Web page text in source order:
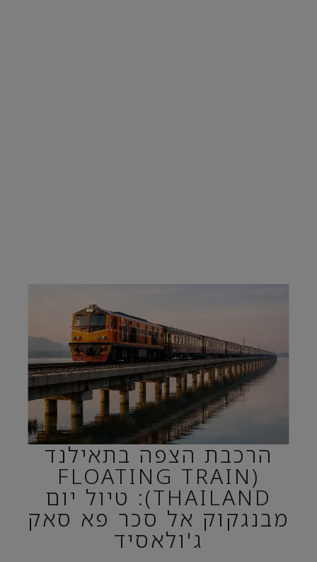
הרכבת הצפה בתאילנד
(FLOATING TRAIN
THAILAND): טיול יום
מבנגקוק אל סכר פא סאק
ג'ולאסיד